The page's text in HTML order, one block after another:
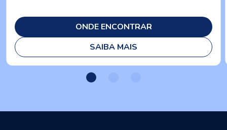
ONDE ENCONTRAR
SAIBA MAIS